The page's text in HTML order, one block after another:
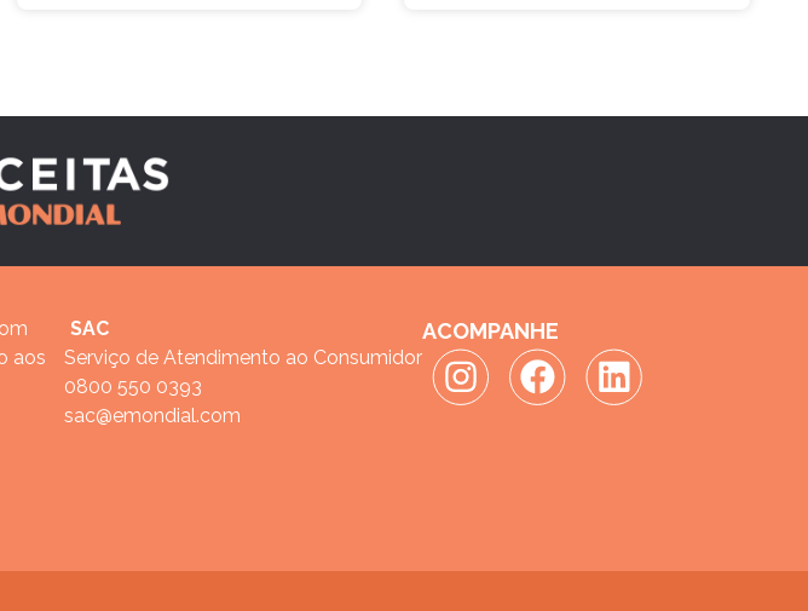
aos
SAC
Serviço de Atendimento ao Consumidor
0800 550 0393
sac@emondial.com
ACOMPANHE